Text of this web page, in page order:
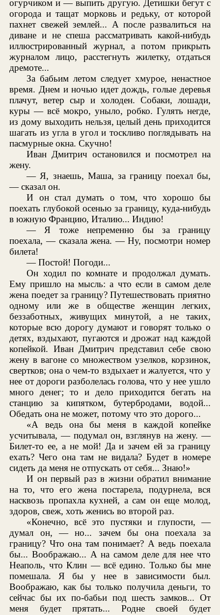
огурчиком и — выпить другую. Детишки бегут с
огорода и тащат морковь и редьку, от которой
пахнет свежей землей... А после развалиться на
диване и не спеша рассматривать какой-нибудь
иллюстрированный журнал, а потом прикрыть
журналом лицо, расстегнуть жилетку, отдаться
дремоте...
За бабьим летом следует хмурое, ненастное
время. Днем и ночью идет дождь, голые деревья
плачут, ветер сыр и холоден. Собаки, лошади,
куры — всё мокро, уныло, робко. Гулять негде,
из дому выходить нельзя, целый день приходится
шагать из угла в угол и тоскливо поглядывать на
пасмурные окна. Скучно!
Иван Дмитрич остановился и посмотрел на
жену.
— Я, знаешь, Маша, за границу поехал бы,
— сказал он.
И он стал думать о том, что хорошо бы
поехать глубокой осенью за границу, куда-нибудь
в южную Францию, Италию... Индию!
— Я тоже непременно бы за границу
поехала, — сказала жена. — Ну, посмотри номер
билета!
— Постой! Погоди...
Он ходил по комнате и продолжал думать.
Ему пришло на мысль: а что если в самом деле
жена поедет за границу? Путешествовать приятно
одному или же в обществе женщин легких,
беззаботных, живущих минутой, а не таких,
которые всю дорогу думают и говорят только о
детях, вздыхают, пугаются и дрожат над каждой
копейкой. Иван Дмитрич представил себе свою
жену в вагоне со множеством узелков, корзинок,
свертков; она о чем-то вздыхает и жалуется, что у
нее от дороги разболелась голова, что у нее ушло
много денег; то и дело приходится бегать на
станцию за кипятком, бутербродами, водой...
Обедать она не может, потому что это дорого...
«А ведь она бы меня в каждой копейке
усчитывала, — подумал он, взглянув на жену. —
Билет-то ее, а не мой! Да и зачем ей за границу
ехать? Чего она там не видала? Будет в номере
сидеть да меня не отпускать от себя... Знаю!»
И он первый раз в жизни обратил внимание
на то, что его жена постарела, подурнела, вся
насквозь пропахла кухней, а сам он еще молод,
здоров, свеж, хоть женись во второй раз.
«Конечно, всё это пустяки и глупости, —
думал он, — но... зачем бы она поехала за
границу? Что она там понимает? А ведь поехала
бы... Воображаю... А на самом деле для нее что
Неаполь, что Клин — всё едино. Только бы мне
помешала. Я бы у нее в зависимости был.
Воображаю, как бы только получила деньги, то
сейчас бы их по-бабьи под шесть замков... От
меня будет прятать... Родне своей будет